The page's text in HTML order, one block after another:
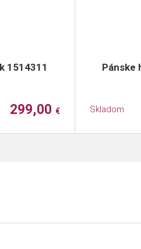
1514311
299,00 €
Pánske
Skladom